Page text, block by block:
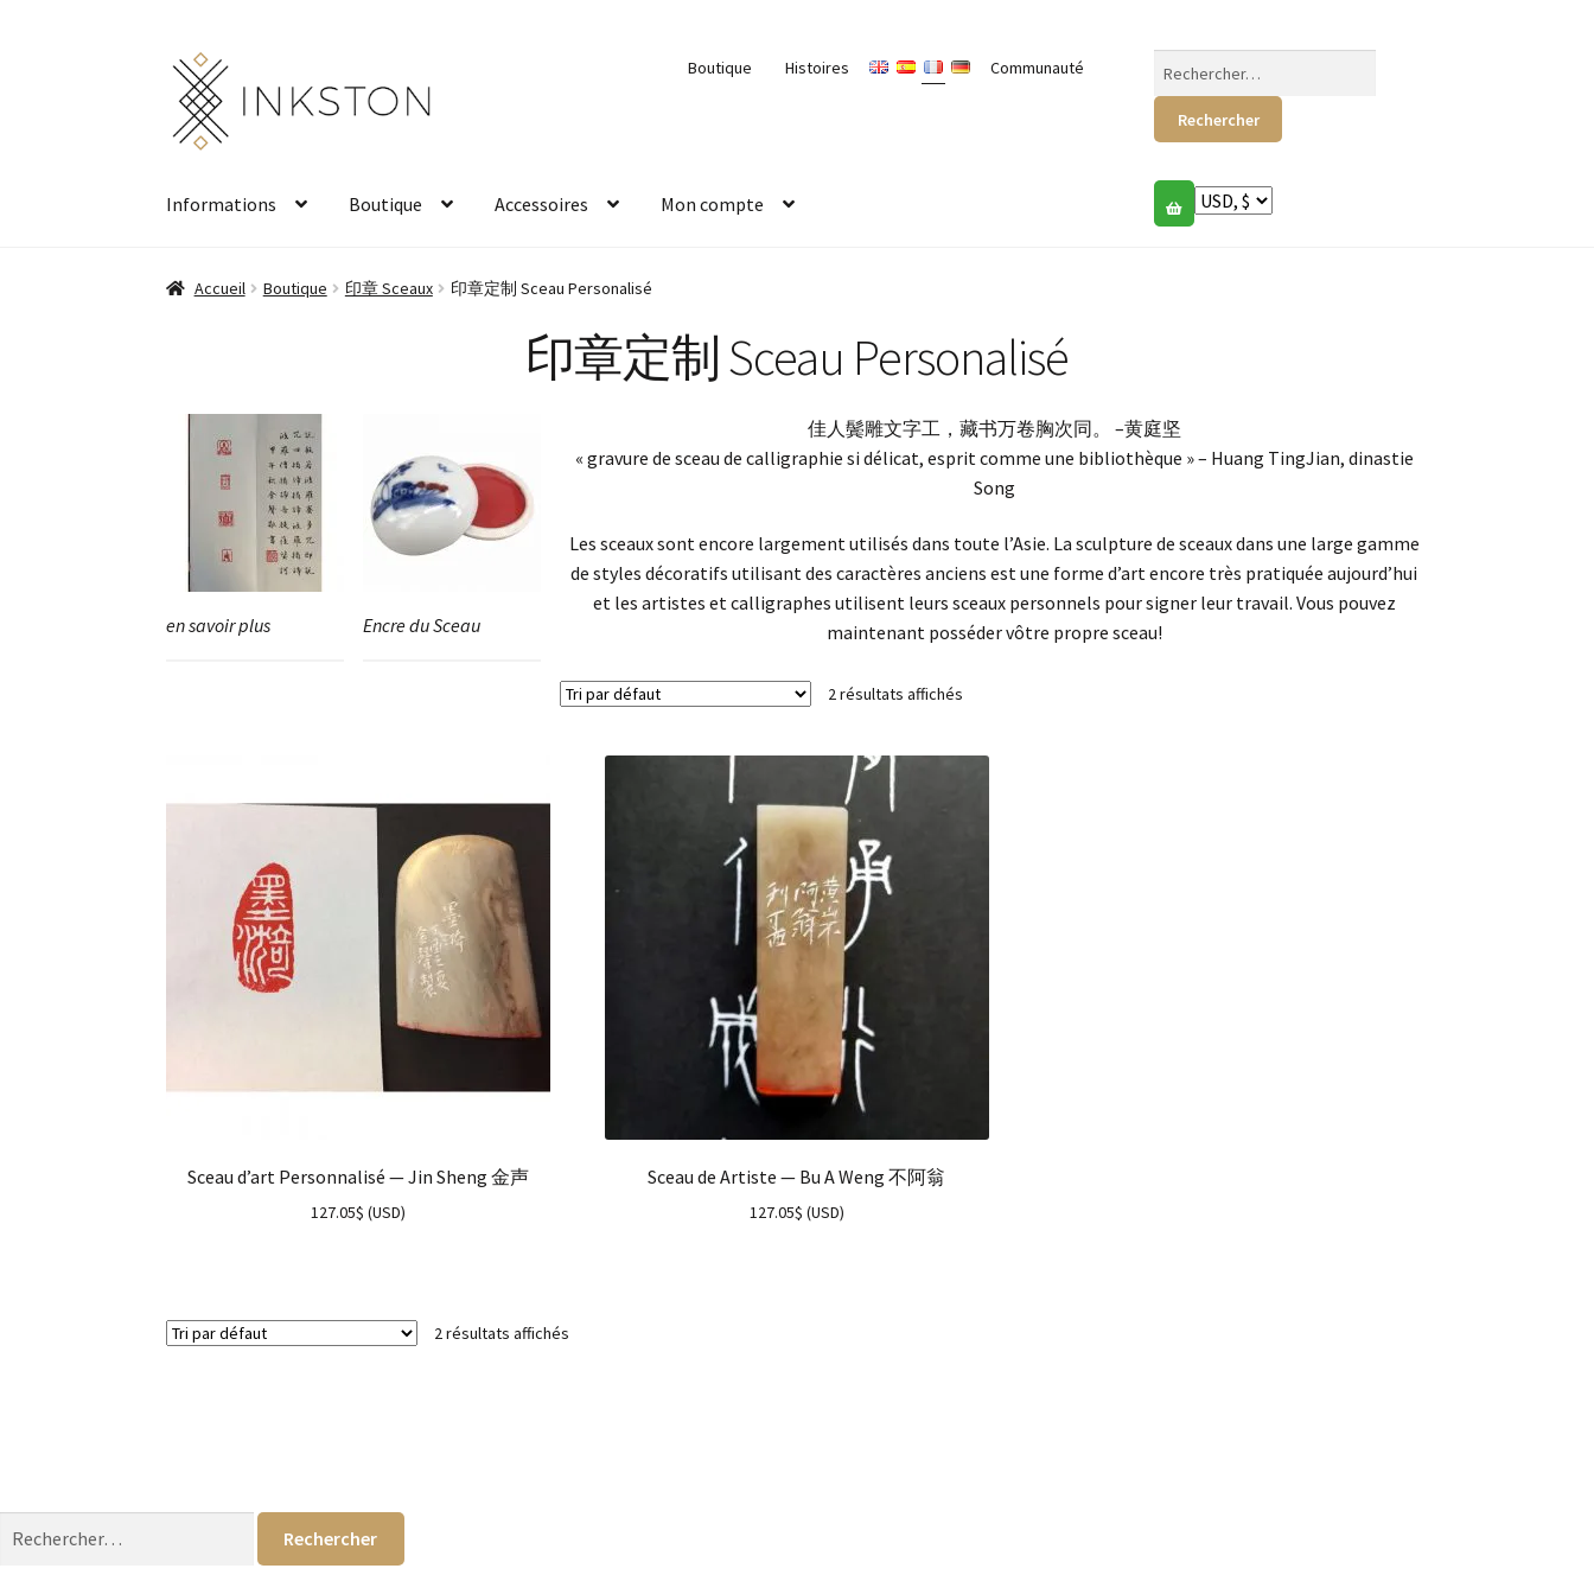
Aller
la
navigation
Aller
au
contenu
Boutique Histoires Communauté
Informations Boutique Accessoires Mon compte
Accueil Boutique 印章 Sceaux 印章定制 Sceau Personalisé
印章定制 Sceau Personalisé
en savoir plus Encre du Sceau
佳人鬓雕文字工，藏书万卷胸次同。 –黄庭坚
« gravure de sceau de calligraphie si délicat, esprit comme une bibliothèque » – Huang TingJian, dinastie
Song
Les sceaux sont encore largement utilisés dans toute l’Asie. La sculpture de sceaux dans une large gamme
de styles décoratifs utilisant des caractères anciens est une forme d’art encore très pratiquée aujourd’hui
et les artistes et calligraphes utilisent leurs sceaux personnels pour signer leur travail. Vous pouvez
maintenant posséder vôtre propre sceau!
2 résultats affichés
Sceau d’art Personnalisé — Jin Sheng 金声
127.05$ (USD)
Sceau de Artiste — Bu A Weng 不阿翁
127.05$ (USD)
2 résultats affichés